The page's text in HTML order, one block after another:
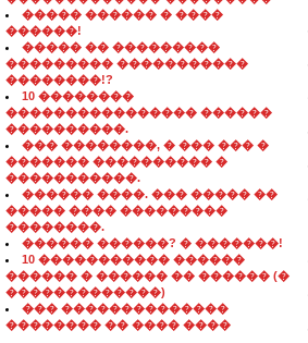
����� ������ � ����
������!
����� �� ���������
��������� �����������
��������!?
10 ��������
���������������� ������
����������.
��� ��������, � ��� ��� �
������� ���������� �
�����������.
������ ����. ��� ����� ��
����� ���� ���������
��������.
������ ������? � �������!
10 ����������� ������
������ � ������ �� ������ (�
�������������)
��� ��������������
�������� �� ���� ����